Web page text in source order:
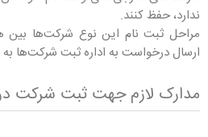
ندارد، حفظ کنند.
مراحل ثبت نام این نوع شرکت‌ها بین
ارسال درخواست به اداره ثبت شرکت‌ها
مدارک لازم جهت ثبت شرکت